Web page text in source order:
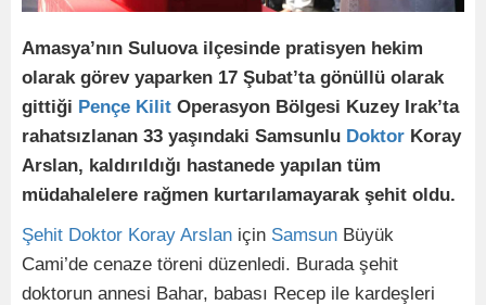
Amasya’nın Suluova ilçesinde pratisyen hekim
olarak görev yaparken 17 Şubat’ta gönüllü olarak
gittiği Pençe Kilit Operasyon Bölgesi Kuzey Irak’ta
rahatsızlanan 33 yaşındaki Samsunlu Doktor Koray
Arslan, kaldırıldığı hastanede yapılan tüm
müdahalelere rağmen kurtarılamayarak şehit oldu.
Şehit Doktor Koray Arslan için Samsun Büyük
Cami’de cenaze töreni düzenledi. Burada şehit
doktorun annesi Bahar, babası Recep ile kardeşleri